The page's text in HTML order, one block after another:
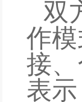
双
作
接
表